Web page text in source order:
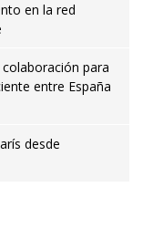
en la red
colaboración para
entre España
desde